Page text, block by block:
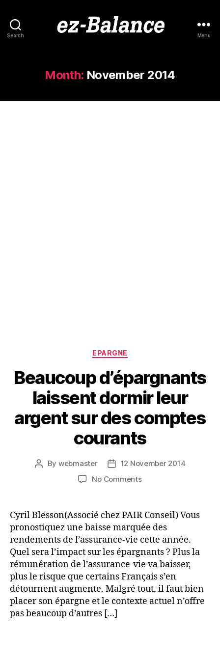
Search Menu
Month: November 2014
Categories
EPARGNE
Beaucoup d’épargnants
laissent dormir leur
argent sur des comptes
courants
Post
By webmaster
Post12 November 2014
No Commentson
laissent
dormir
leur
argent
sur
des
comptes
courants
Cyril Blesson(Associé chez PAIR Conseil) Vous
pronostiquez une baisse marquée des
rendements de l’assurance-vie cette année.
Quel sera l’impact sur les épargnants ? Plus la
rémunération de l’assurance-vie va baisser,
plus le risque que certains Français s’en
détournent augmente. Malgré tout, il faut bien
placer son épargne et le contexte actuel n’offre
pas beaucoup d’autres […]